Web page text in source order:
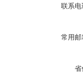
联系电
常用邮
省